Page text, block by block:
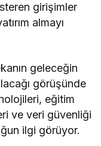
girişimler
almayı
geleceğin
görüşünde
eğitim
ve veri güvenliği
ilgi görüyor.